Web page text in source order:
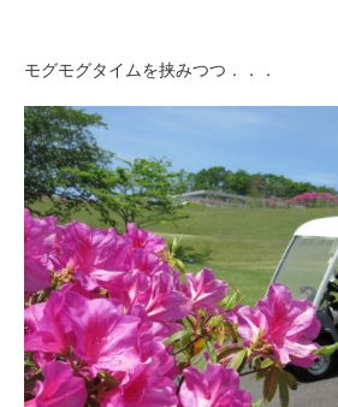
モグモグタイムを挟みつつ．．．